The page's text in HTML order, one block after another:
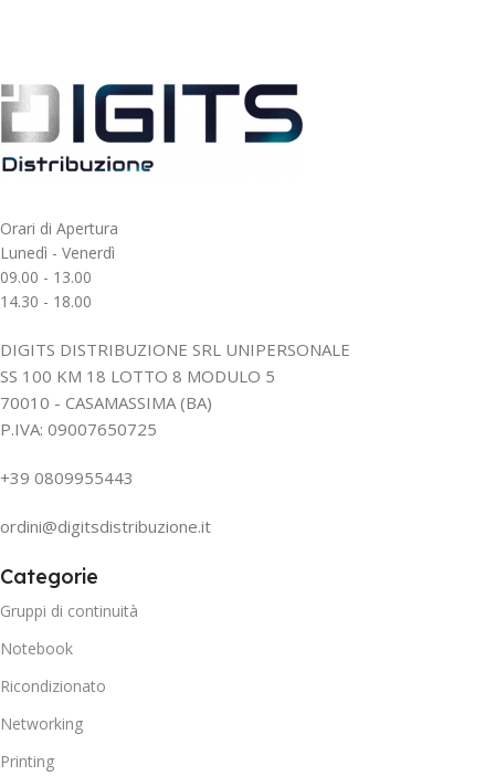
Orari di Apertura
Lunedì - Venerdì
09.00 - 13.00
14.30 - 18.00
DIGITS DISTRIBUZIONE SRL UNIPERSONALE
SS 100 KM 18 LOTTO 8 MODULO 5
70010 - CASAMASSIMA (BA)
P.IVA: 09007650725
+39 0809955443
ordini@digitsdistribuzione.it
Categorie
Gruppi di continuità
Notebook
Ricondizionato
Networking
Printing